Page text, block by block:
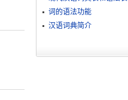
词的语法功能
汉语词典简介